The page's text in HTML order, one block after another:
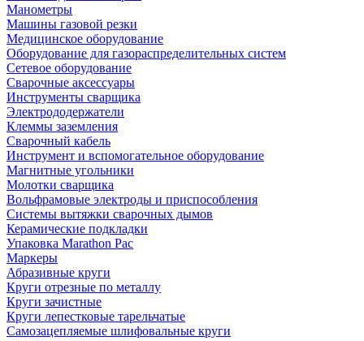
Манометры
Машины газовой резки
Медицинское оборудование
Оборудование для газораспределительных систем
Сетевое оборудование
Сварочные аксессуары
Инструменты сварщика
Электрододержатели
Клеммы заземления
Сварочный кабель
Инструмент и вспомогательное оборудование
Магнитные угольники
Молотки сварщика
Вольфрамовые электроды и приспособления
Системы вытяжки сварочных дымов
Керамические подкладки
Упаковка Marathon Pac
Маркеры
Абразивные круги
Круги отрезные по металлу
Круги зачистные
Круги лепестковые тарельчатые
Самозацепляемые шлифовальные круги